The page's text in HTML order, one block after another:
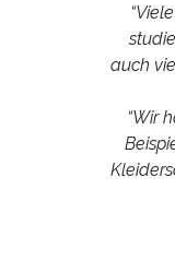
auch
“Wir